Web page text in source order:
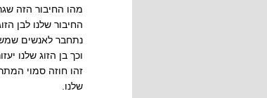
מהו החיבור הזה
החיבור שלנו לבן
נתחבר לאנשים
וכך בן הזוג שלנו
זהו חוזה סמוי
שלנו.